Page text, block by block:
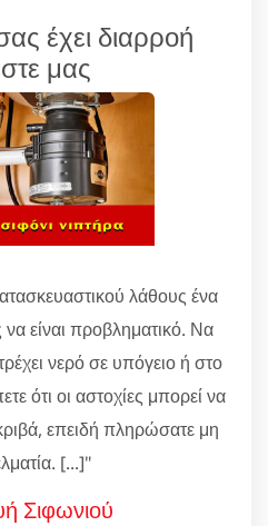
έχει διαρροή
μας
λάθους ένα
είναι προβληματικό. Να
νερό σε υπόγειο ή στο
ότι οι αστοχίες μπορεί να
επειδή πληρώσατε μη
[...]"
Σιφωνιού